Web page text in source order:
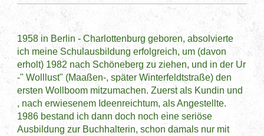
1958 in Berlin - Charlottenburg geboren, absolvierte
ich meine Schulausbildung erfolgreich, um (davon
erholt) 1982 nach Schöneberg zu ziehen, und in der Ur
-" Wolllust" (Maaßen-, später Winterfeldtstraße) den
ersten Wollboom mitzumachen. Zuerst als Kundin und
, nach erwiesenem Ideenreichtum, als Angestellte.
1986 bestand ich dann doch noch eine seriöse
Ausbildung zur Buchhalterin, schon damals nur mit